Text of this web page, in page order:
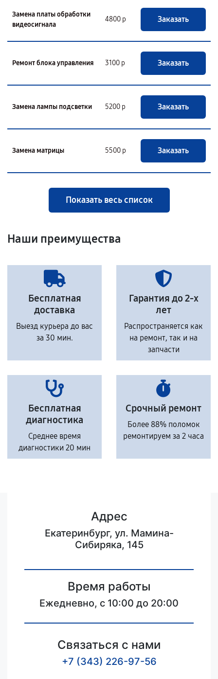
Замена платы обработки
видеосигнала
4800 р Заказать
Ремонт блока управления 3100 р Заказать
Замена лампы подсветки 5200 р Заказать
Замена матрицы 5500 р Заказать
Показать весь список
Наши преимущества
Бесплатная
доставка
Выезд курьера до вас
за 30 мин.
Гарантия до 2-х
лет
Распространяется как
на ремонт, так и на
запчасти
Бесплатная
диагностика
Среднее время
диагностики 20 мин
Срочный ремонт
Более 88% поломок
ремонтируем за 2 часа
Адрес
Екатеринбург, ул. Мамина-
Сибиряка, 145
Время работы
Ежедневно, с 10:00 до 20:00
Связаться с нами
+7 (343) 226-97-56